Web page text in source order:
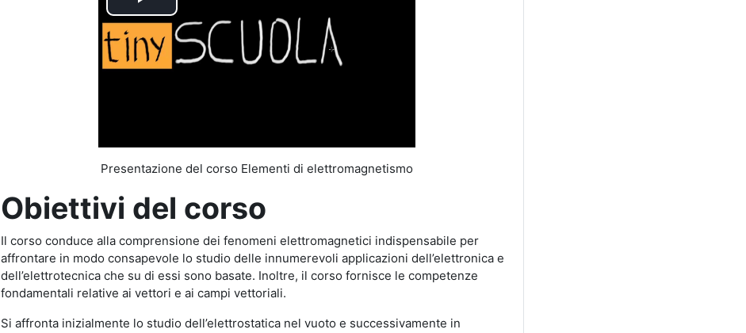
Play
Video
Presentazione del corso Elementi di elettromagnetismo
Obiettivi del corso
Il corso conduce alla comprensione dei fenomeni elettromagnetici indispensabile per
affrontare in modo consapevole lo studio delle innumerevoli applicazioni dell’elettronica e
dell’elettrotecnica che su di essi sono basate. Inoltre, il corso fornisce le competenze
fondamentali relative ai vettori e ai campi vettoriali.
Si affronta inizialmente lo studio dell’elettrostatica nel vuoto e successivamente in